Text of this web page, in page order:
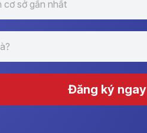
Đăng ký ngay